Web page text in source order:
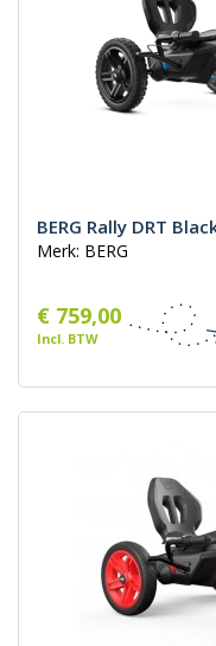
BERG Rally DRT
Merk: BERG
€ 759,00
Incl. BTW